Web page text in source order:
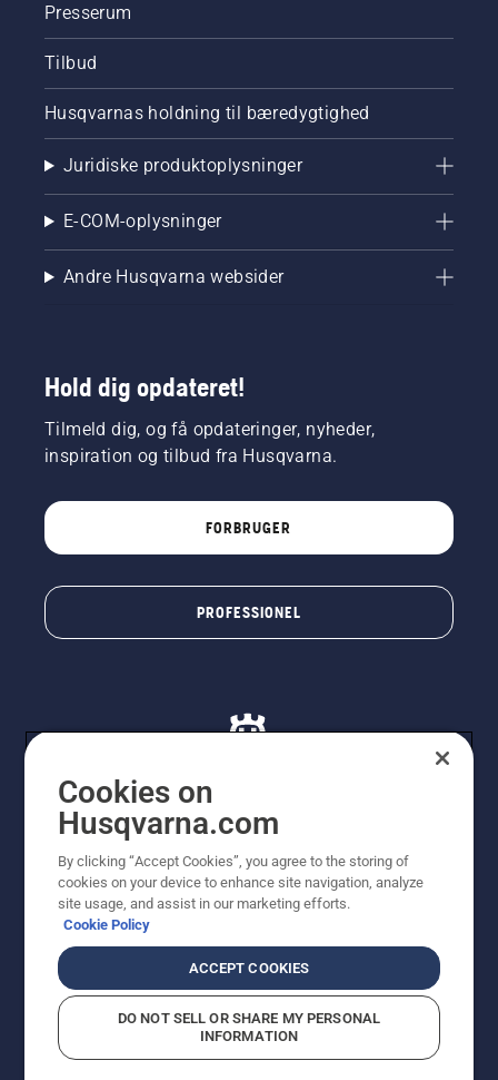
Presserum
Tilbud
Husqvarnas holdning til bæredygtighed
Juridiske produktoplysninger
E-COM-oplysninger
Andre Husqvarna websider
Hold dig opdateret!
Tilmeld dig, og få opdateringer, nyheder,
inspiration og tilbud fra Husqvarna.
FORBRUGER
PROFESSIONEL
viste priser er vejledende udsalgspriser. Der tages
forbehold for stave- og trykfejl samt prisændringer. Vi
stræber efter at have så nøjagtige oplysningerne på
dette websted som muligt. Alle anførte priser er
vejledende udsalgspriser (inkl. moms), medmindre
CookiepolitikAnvendelsesvilkår
Bekendtgørelse vedr. beskyttelse af personlige oplysninger
Rapporter formodede overtrædelser
Cookies on
Husqvarna.com
By clicking “Accept Cookies”, you agree to the storing of
cookies on your device to enhance site navigation, analyze
site usage, and assist in our marketing efforts.
Cookie Policy
ACCEPT COOKIES
DO NOT SELL OR SHARE MY PERSONAL
INFORMATION